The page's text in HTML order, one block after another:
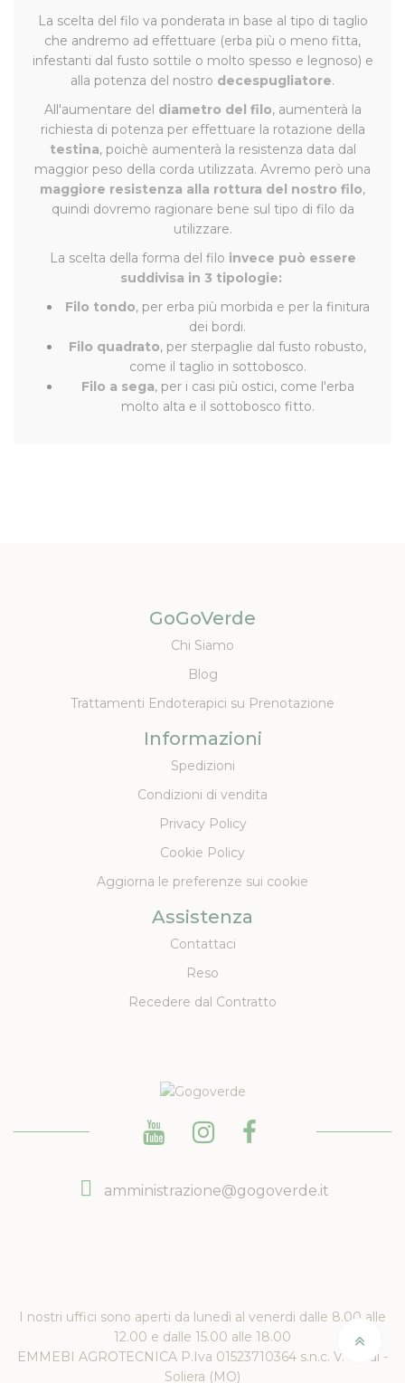
La scelta del filo va ponderata in base al tipo di taglio
che andremo ad effettuare (erba più o meno fitta,
infestanti dal fusto sottile o molto spesso e legnoso) e
alla potenza del nostro decespugliatore.
All'aumentare del diametro del filo, aumenterà la
richiesta di potenza per effettuare la rotazione della
testina, poichè aumenterà la resistenza data dal
maggior peso della corda utilizzata. Avremo però una
maggiore resistenza alla rottura del nostro filo,
quindi dovremo ragionare bene sul tipo di filo da
utilizzare.
La scelta della forma del filo invece può essere
suddivisa in 3 tipologie:
Filo tondo, per erba più morbida e per la finitura
dei bordi.
Filo quadrato, per sterpaglie dal fusto robusto,
come il taglio in sottobosco.
Filo a sega, per i casi più ostici, come l'erba
molto alta e il sottobosco fitto.
GoGoVerde
Chi Siamo
Blog
Trattamenti Endoterapici su Prenotazione
Informazioni
Spedizioni
Condizioni di vendita
Privacy Policy
Cookie Policy
Aggiorna le preferenze sui cookie
Assistenza
Contattaci
Reso
Recedere dal Contratto
amministrazione@gogoverde.it
I nostri uffici sono aperti da lunedì al venerdi dalle 8.00 alle
12.00 e dalle 15.00 alle 18.00
EMMEBI AGROTECNICA P.Iva 01523710364 s.n.c. V. Verdi -
Soliera (MO)